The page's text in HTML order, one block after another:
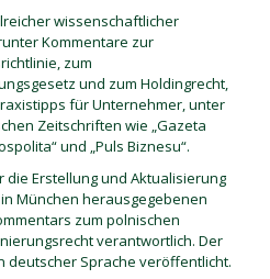
wissenschaftlicher
Kommentare zur
zum
und zum Holdingrecht,
für Unternehmer, unter
Zeitschriften wie „Gazeta
und „Puls Biznesu“.
die Erstellung und Aktualisierung
in München herausgegebenen
zum polnischen
verantwortlich. Der
deutscher Sprache veröffentlicht.